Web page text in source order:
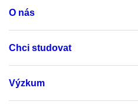
O nás
Chci studovat
Výzkum